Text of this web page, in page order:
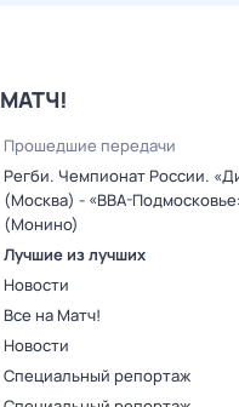
МАТЧ!
Прошедшие передачи
Регби. Чемпионат России.
(Москва) - «ВВА-
(Монино)
Лучшие из лучших
Новости
Все на Матч!
Новости
Специальный репортаж